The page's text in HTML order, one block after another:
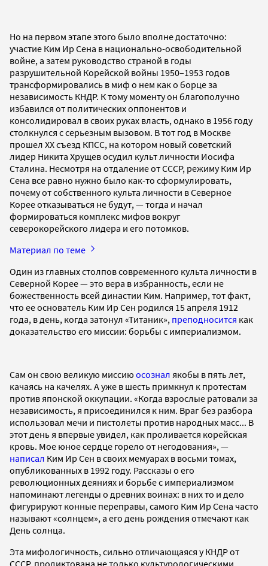
Но на первом этапе этого было вполне достаточно:
участие Ким Ир Сена в национально-освободительной
войне, а затем руководство страной в годы
разрушительной Корейской войны 1950–1953 годов
трансформировались в миф о нем как о борце за
независимость КНДР. К тому моменту он благополучно
избавился от политических оппонентов и
консолидировал в своих руках власть, однако в 1956 году
столкнулся с серьезным вызовом. В тот год в Москве
прошел XX съезд КПСС, на котором новый советский
лидер Никита Хрущев осудил культ личности Иосифа
Сталина. Несмотря на отдаление от СССР, режиму Ким Ир
Сена все равно нужно было как-то сформулировать,
почему от собственного культа личности в Северное
Корее отказываться не будут, — тогда и начал
формироваться комплекс мифов вокруг
северокорейского лидера и его потомков.
Материал по теме
Один из главных столпов современного культа личности в
Северной Корее — это вера в избранность, если не
божественность всей династии Ким. Например, тот факт,
что ее основатель Ким Ир Сен родился 15 апреля 1912
года, в день, когда затонул «Титаник», преподносится как
доказательство его миссии: борьбы с империализмом.
Сам он свою великую миссию осознал якобы в пять лет,
качаясь на качелях. А уже в шесть примкнул к протестам
против японской оккупации. «Когда взрослые ратовали за
независимость, я присоединился к ним. Враг без разбора
использовал мечи и пистолеты против народных масс... В
этот день я впервые увидел, как проливается корейская
кровь. Мое юное сердце горело от негодования», —
написал Ким Ир Сен в своих мемуарах в восьми томах,
опубликованных в 1992 году. Рассказы о его
революционных деяниях и борьбе с империализмом
напоминают легенды о древних воинах: в них то и дело
фигурируют конные переправы, самого Ким Ир Сена часто
называют «солнцем», а его день рождения отмечают как
День солнца.
Эта мифологичность, сильно отличающаяся у КНДР от
СССР, продиктована не только культурологическими